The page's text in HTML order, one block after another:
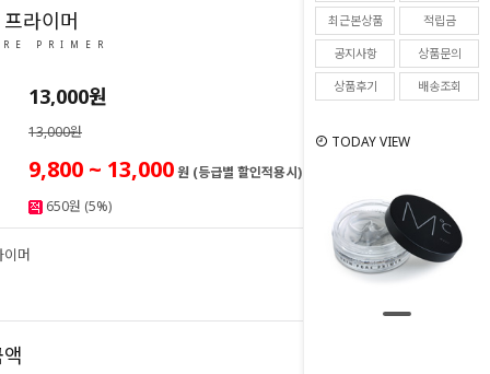
최근본상품
적립금
공지사항
상품문의
상품후기
배송조회
TODAY VIEW
라이머
PRIMER
13,000원
13,000원
9,800 ~ 13,000원 (등급별 할인적용시)
650원 (5%)
이머
13,000원